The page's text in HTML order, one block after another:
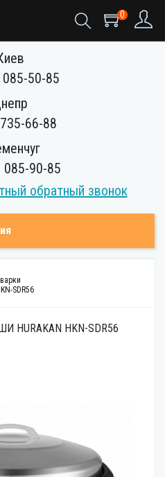
0
50-85
66-88
085-90-85
обратный звонок
SDR56
HKN-SDR56